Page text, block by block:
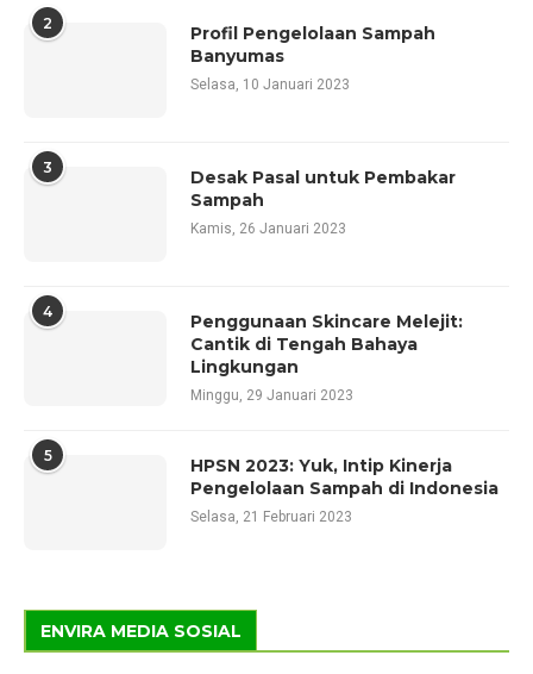
2
Profil Pengelolaan Sampah
Banyumas
Selasa, 10 Januari 2023
3
Desak Pasal untuk Pembakar
Sampah
Kamis, 26 Januari 2023
4
Penggunaan Skincare Melejit:
Cantik di Tengah Bahaya
Lingkungan
Minggu, 29 Januari 2023
5
HPSN 2023: Yuk, Intip Kinerja
Pengelolaan Sampah di Indonesia
Selasa, 21 Februari 2023
ENVIRA MEDIA SOSIAL